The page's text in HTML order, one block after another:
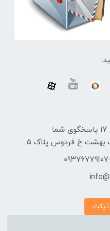
هفت روز هفته ،از ساعت 9 الی 17 پاسخگوی شما
بهشت خ فردوس پلاک 5
تیکت